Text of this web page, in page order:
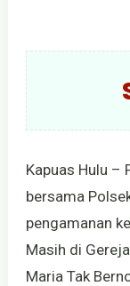
Kapuas Hulu –
bersama
pengamanan
Masih di
Maria Tak